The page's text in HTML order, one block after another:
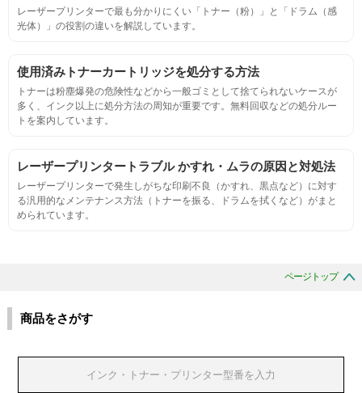
定着度
摩擦試験機で濃度値を測定
適合性
生涯印刷
印刷耐久性
レーザープリンターで最も分かりにくい「トナー（粉）」と「ドラム（感
光体）」の役割の違いを解説しています。
使用済みトナーカートリッジを処分する方法
トナーは粉塵爆発の危険性などから一般ゴミとして捨てられないケースが
多く、インク以上に処分方法の周知が重要です。無料回収などの処分ルー
トを案内しています。
レーザープリンタートラブル かすれ・ムラの原因と対処法
レーザープリンターで発生しがちな印刷不良（かすれ、黒点など）に対す
る汎用的なメンテナンス方法（トナーを振る、ドラムを拭くなど）がまと
められています。
ページトップ
商品をさがす